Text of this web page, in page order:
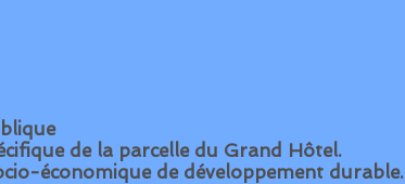
de la parcelle du Grand Hôtel.
économique de développement durable.